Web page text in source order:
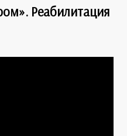
Реабилитация